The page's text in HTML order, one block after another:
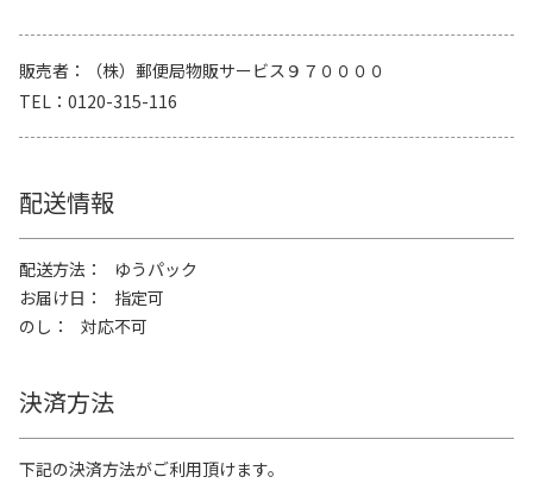
販売者
（株）郵便局物販サービス９７００００
TEL
0120-315-116
配送情報
配送方法
ゆうパック
お届け日
指定可
のし
対応不可
決済方法
下記の決済方法がご利用頂けます。